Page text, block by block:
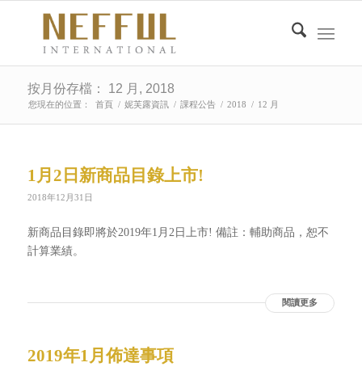
按月份存檔： 12 月, 2018
您現在的位置： 首頁 / 妮芙露資訊 / 課程公告 / 2018 / 12 月
1月2日新商品目錄上市!
2018年12月31日
新商品目錄即將於2019年1月2日上市! 備註：輔助商品，恕不
計算業績。
閱讀更多
2019年1月佈達事項